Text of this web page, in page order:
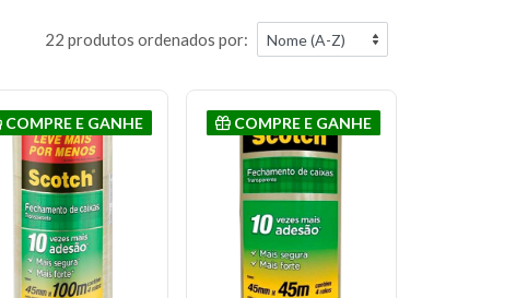
22 produtos ordenados por:
COMPRE E GANHE COMPRE E GANHE